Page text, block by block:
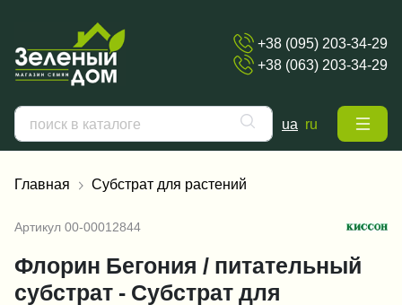
+38 (095) 203-34-29
+38 (063) 203-34-29
ua ru
Главная Субстрат для растений
Артикул 00-00012844
Флорин Бегония / питательный
субстрат - Субстрат для